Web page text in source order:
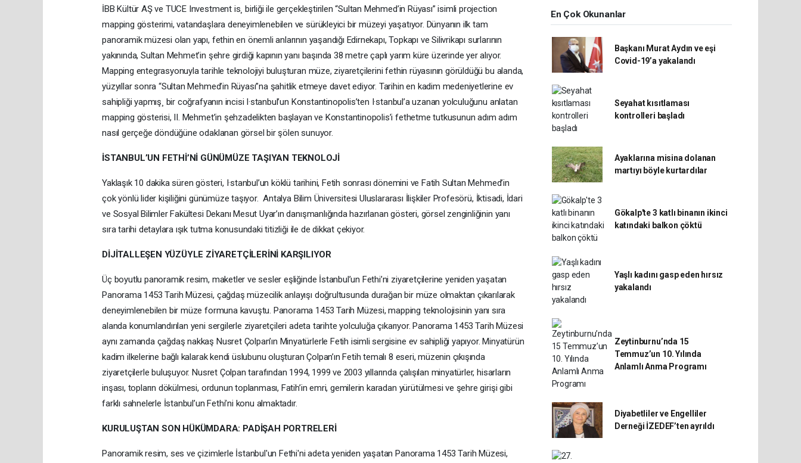
İBB Kültür AŞ ve TUCE Investment is¸ birliği ile gerçekleştirilen “Sultan Mehmed’in Rüyası” isimli projection
mapping gösterimi, vatandaşlara deneyimlenebilen ve sürükleyici bir müzeyi yaşatıyor. Dünyanın ilk tam
panoramik müzesi olan yapı, fethin en önemli anlarının yaşandığı Edirnekapı, Topkapı ve Silivrikapı surlarının
yakınında, Sultan Mehmet’in şehre girdiği kapının yanı başında 38 metre çaplı yarım küre üzerinde yer alıyor.
Mapping entegrasyonuyla tarihle teknolojiyi buluşturan müze, ziyaretçilerini fethin rüyasının görüldüğü bu alanda,
yüzyıllar sonra “Sultan Mehmed’in Rüyası”na şahitlik etmeye davet ediyor. Tarihin en kadim medeniyetlerine ev
sahipliği yapmış¸ bir coğrafyanın incisi I·stanbul’un Konstantinopolis’ten I·stanbul’a uzanan yolculuğunu anlatan
mapping gösterisi, II. Mehmet’in şehzadelikten başlayan ve Konstantinopolis’i fethetme tutkusunun adım adım
nasıl gerçeğe döndüğüne odaklanan görsel bir şölen sunuyor.
İSTANBUL’UN FETHİ’Nİ GÜNÜMÜZE TAŞIYAN TEKNOLOJİ
Yaklaşık 10 dakika süren gösteri, I·stanbul’un köklü tarihini, Fetih sonrası dönemini ve Fatih Sultan Mehmed’in
çok yönlü lider kişiliğini günümüze taşıyor. Antalya Bilim Üniversitesi Uluslararası İlişkiler Profesörü, İktisadi, İdari
ve Sosyal Bilimler Fakültesi Dekanı Mesut Uyar’ın danışmanlığında hazırlanan gösteri, görsel zenginliğinin yanı
sıra tarihi detaylara ışık tutma konusundaki titizliği ile de dikkat çekiyor.
DİJİTALLEŞEN YÜZÜYLE ZİYARETÇİLERİNİ KARŞILIYOR
Üç boyutlu panoramik resim, maketler ve sesler eşliğinde İstanbul’un Fethi’ni ziyaretçilerine yeniden yaşatan
Panorama 1453 Tarih Müzesi, çağdaş müzecilik anlayışı doğrultusunda durağan bir müze olmaktan çıkarılarak
deneyimlenebilen bir müze formuna kavuştu. Panorama 1453 Tarih Müzesi, mapping teknolojisinin yanı sıra
alanda konumlandırılan yeni sergilerle ziyaretçileri adeta tarihte yolculuğa çıkarıyor. Panorama 1453 Tarih Müzesi
aynı zamanda çağdaş nakkaş Nusret Çolpan’ın Minyatürlerle Fetih isimli sergisine ev sahipliği yapıyor. Minyatürün
kadim ilkelerine bağlı kalarak kendi üslubunu oluşturan Çolpan’ın Fetih temalı 8 eseri, müzenin çıkışında
ziyaretçilerle buluşuyor. Nusret Çolpan tarafından 1994, 1999 ve 2003 yıllarında çalışılan minyatürler, hisarların
inşası, topların dökülmesi, ordunun toplanması, Fatih’in emri, gemilerin karadan yürütülmesi ve şehre girişi gibi
farklı sahnelerle İstanbul’un Fethi’ni konu almaktadır.
KURULUŞTAN SON HÜKÜMDARA: PADİŞAH PORTRELERİ
Panoramik resim, ses ve çizimlerle İstanbul'un Fethi'ni adeta yeniden yaşatan Panorama 1453 Tarih Müzesi,
En Çok Okunanlar
Başkanı Murat Aydın ve eşi
Covid-19’a yakalandı
Seyahat kısıtlaması
kontrolleri başladı
Ayaklarına misina dolanan
martıyı böyle kurtardılar
Gökalp'te 3 katlı binanın ikinci
katındaki balkon çöktü
Yaşlı kadını gasp eden hırsız
yakalandı
Zeytinburnu’nda 15
Temmuz’un 10. Yılında
Anlamlı Anma Programı
Diyabetliler ve Engelliler
Derneği İZEDEF’ten ayrıldı